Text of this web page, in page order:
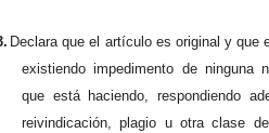
Declara que el artículo es original y
existiendo impedimento de ninguna
que está haciendo, respondiendo
reivindicación, plagio u otra clase